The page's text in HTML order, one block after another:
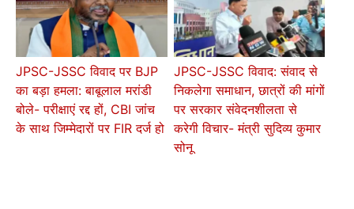
JPSC-JSSC विवाद पर BJP
का बड़ा हमला: बाबूलाल मरांडी
बोले- परीक्षाएं रद्द हों, CBI जांच
के साथ जिम्मेदारों पर FIR दर्ज हो
JPSC-JSSC विवाद: संवाद से
निकलेगा समाधान, छात्रों की मांगों
पर सरकार संवेदनशीलता से
करेगी विचार- मंत्री सुदिव्य कुमार
सोनू